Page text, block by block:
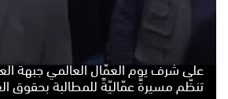
على شرف يوم العمّال العالمي جبهة
تنظّم مسيرةً عمّاليّةً للمطالبة بحقوق